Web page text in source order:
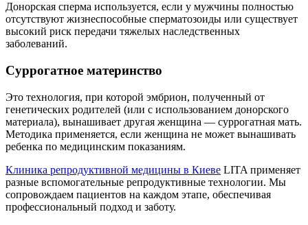
Донорская сперма используется, если у мужчины полностью
отсутствуют жизнеспособные сперматозоиды или существует
высокий риск передачи тяжелых наследственных
заболеваний.
Суррогатное материнство
Это технология, при которой эмбрион, полученный от
генетических родителей (или с использованием донорского
материала), вынашивает другая женщина — суррогатная мать.
Методика применяется, если женщина не может вынашивать
ребенка по медицинским показаниям.
Клиника репродуктивной медицины в Киеве LITA применяет
разные вспомогательные репродуктивные технологии. Мы
сопровождаем пациентов на каждом этапе, обеспечивая
профессиональный подход и заботу.